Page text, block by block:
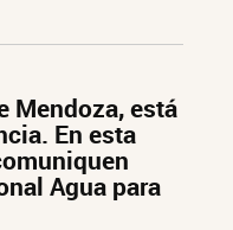
Mendoza, está
En esta
Agua para